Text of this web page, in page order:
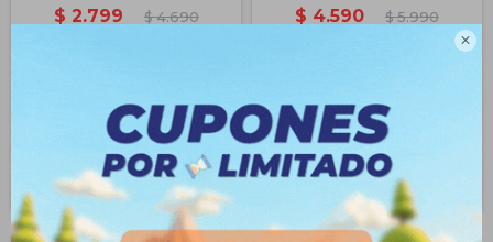

Acc - Azul
$ 2.799 $ 4.690
$ 2.379
$ 2.519
Disponible PickUp
Disponible Envío
$ 4.590 $ 5.990
$
$
Disponible PickUp
Disponible Envío